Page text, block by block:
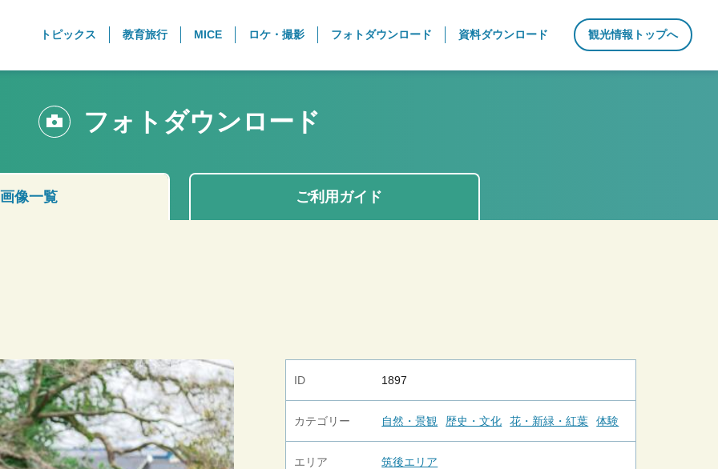
トピックス 教育旅行 MICE ロケ・撮影 フォトダウンロード 資料ダウンロード 観光情報トップへ
フォトダウンロード
画像一覧 ご利用ガイド
ID 1897
カテゴリー 自然・景観 歴史・文化 花・新緑・紅葉 体験
エリア 筑後エリア